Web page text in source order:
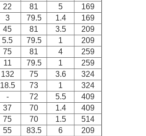
22 81 5
169
3 79.5 1.4
169
45 81 3.5
209
5.5 79.5 1
209
75 81 4
259
11 79.5 1
259
132 75 3.6
324
18.5 73 1
324
- 72 5.5
409
37 70 1.4
409
75 70 1.5
514
55 83.5 6
209